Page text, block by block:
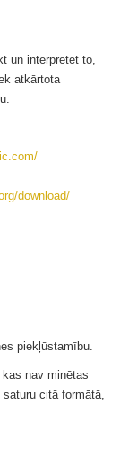
un interpretēt to,
atkārtota
download/
piekļūstamību.
nav minētas
citā formātā,